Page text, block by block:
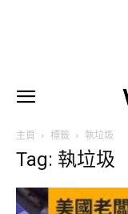
主頁 標籤 執垃圾
Tag: 執垃圾